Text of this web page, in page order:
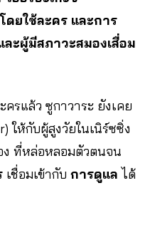
โดยใช้ละคร และการ
ละผู้มีสภาวะสมองเสื่อม
รแล้ว ซูกาวาระ ยังเคย
ให้กับผู้สูงวัยในเนิร์ซซิ่ง
ง ที่หล่อหลอมตัวตนจน
เชื่อมเข้ากับ การดูแล ได้